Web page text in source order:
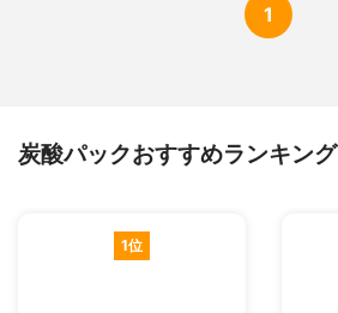
1
炭酸パックおすすめランキング
1位